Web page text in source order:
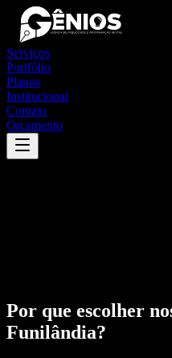
Serviços
Portfólio
Planos
Institucional
Contato
Orçamento
Por que escolher
Funilândia?